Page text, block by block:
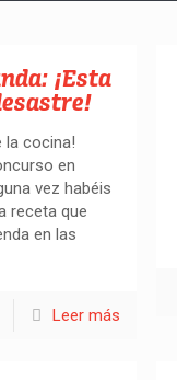
¡Esta
la cocina!
en
vez habéis
receta que
en las
Leer más